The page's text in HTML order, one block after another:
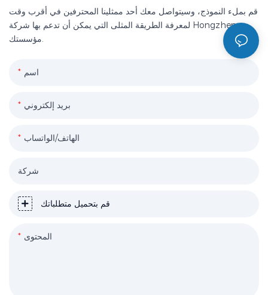
قم بملء النموذج، وسيتواصل معك أحد ممثلينا المحترفين في أقرب وقت
لمعرفة الطريقة المثلى التي يمكن أن تدعم بها شركة Hongzheng
مؤسستك.
اسم
بريد إلكتروني
الهاتف/الواتساب
شركة
قم بتحميل متطلباتك
المحتوى